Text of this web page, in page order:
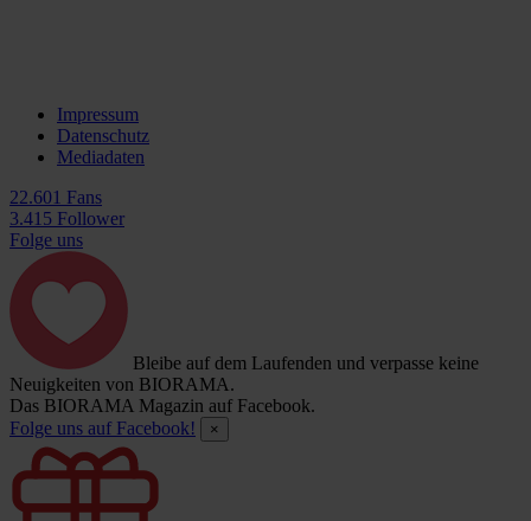
Impressum
Datenschutz
Mediadaten
22.601 Fans
3.415 Follower
Folge uns
Bleibe auf dem Laufenden und verpasse keine
Neuigkeiten von BIORAMA.
Das BIORAMA Magazin auf Facebook.
Folge uns auf Facebook!
×